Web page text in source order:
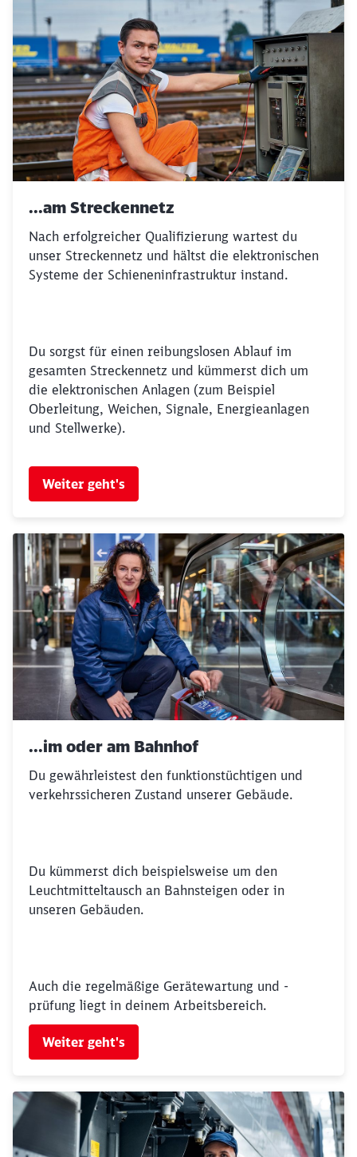
...am Streckennetz
Nach erfolgreicher Qualifizierung wartest du
unser Streckennetz und hältst die elektronischen
Systeme der Schieneninfrastruktur instand.
Du sorgst für einen reibungslosen Ablauf im
gesamten Streckennetz und kümmerst dich um
die elektronischen Anlagen (zum Beispiel
Oberleitung, Weichen, Signale, Energieanlagen
und Stellwerke).
Weiter geht's
...im oder am Bahnhof
Du gewährleistest den funktionstüchtigen und
verkehrssicheren Zustand unserer Gebäude.
Du kümmerst dich beispielsweise um den
Leuchtmitteltausch an Bahnsteigen oder in
unseren Gebäuden.
Auch die regelmäßige Gerätewartung und -
prüfung liegt in deinem Arbeitsbereich.
Weiter geht's